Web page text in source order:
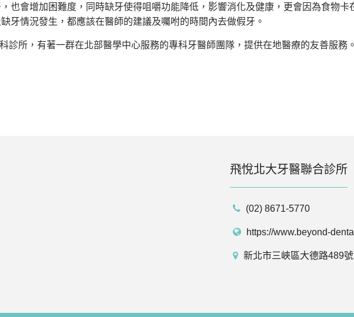
也會增加困難度，同時缺牙使得咀嚼功能降低，影響消化及健康，更會因為食物
牙情況發生，都應該在醫師的建議及囑咐的時間內去做假牙。
診所，有著一群在北部醫學中心服務的專科牙醫師團隊，提供在地醫療的友善服
飛悅北大牙醫聯合診所
(02) 8671-5770
https://www.beyond-
新北市三峽區大德路489號